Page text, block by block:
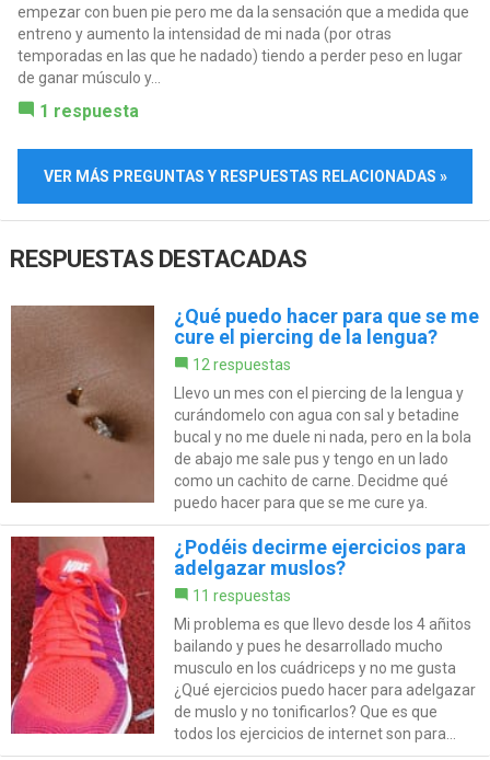
empezar con buen pie pero me da la sensación que a medida que
entreno y aumento la intensidad de mi nada (por otras
temporadas en las que he nadado) tiendo a perder peso en lugar
de ganar músculo y...
1 respuesta
VER MÁS PREGUNTAS Y RESPUESTAS RELACIONADAS »
RESPUESTAS DESTACADAS
¿Qué puedo hacer para que se me
cure el piercing de la lengua?
12 respuestas
Llevo un mes con el piercing de la lengua y
curándomelo con agua con sal y betadine
bucal y no me duele ni nada, pero en la bola
de abajo me sale pus y tengo en un lado
como un cachito de carne. Decidme qué
puedo hacer para que se me cure ya.
¿Podéis decirme ejercicios para
adelgazar muslos?
11 respuestas
Mi problema es que llevo desde los 4 añitos
bailando y pues he desarrollado mucho
musculo en los cuádriceps y no me gusta
¿Qué ejercicios puedo hacer para adelgazar
de muslo y no tonificarlos? Que es que
todos los ejercicios de internet son para...